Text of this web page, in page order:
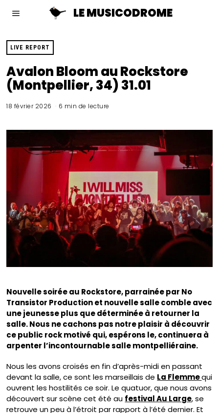
LE MUSICODROME
LIVE REPORT
Avalon Bloom au Rockstore
(Montpellier, 34) 31.01
18 février 2026 6 min de lecture
Nouvelle soirée au Rockstore, parrainée par No
Transistor Production et nouvelle salle comble avec
une jeunesse plus que déterminée à retourner la
salle. Nous ne cachons pas notre plaisir à découvrir
ce public rock motivé qui, espérons le, continuera à
arpenter l’incontournable salle montpelliéraine.
Nous les avons croisés en fin d’après-midi en passant
devant la salle, ce sont les marseillais de La Flemmequi
ouvrent les hostilités ce soir. Le quatuor, que nous avons
découvert sur scène cet été au festival Au Large, se
retrouve un peu à l’étroit par rapport à l’été dernier. Et